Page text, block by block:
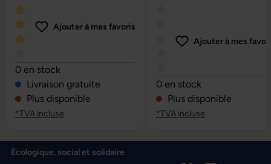
Note moyenne de 4 sur 5 étoiles
Ajouter à mes favoris
0 en stock
Livraison gratuite
Plus disponible
*TVA incluse
Note moyenne de 0 sur 5
Ajouter à mes
0 en stock
Plus disponible
*TVA incluse
Écologique, social et solidaire